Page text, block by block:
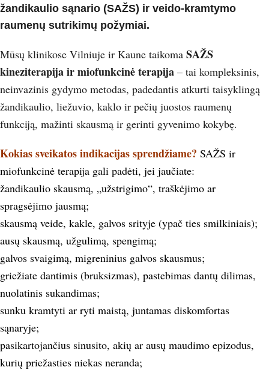
žandikaulio sąnario (SAŽS) ir veido-kramtymo
raumenų sutrikimų požymiai.
Mūsų klinikose Vilniuje ir Kaune taikoma SAŽS
kineziterapija ir miofunkcinė terapija – tai kompleksinis,
neinvazinis gydymo metodas, padedantis atkurti taisyklingą
žandikaulio, liežuvio, kaklo ir pečių juostos raumenų
funkciją, mažinti skausmą ir gerinti gyvenimo kokybę.
Kokias sveikatos indikacijas sprendžiame? SAŽS ir
miofunkcinė terapija gali padėti, jei jaučiate:
žandikaulio skausmą, „užstrigimo“, traškėjimo ar
spragsėjimo jausmą;
skausmą veide, kakle, galvos srityje (ypač ties smilkiniais);
ausų skausmą, užgulimą, spengimą;
galvos svaigimą, migreninius galvos skausmus;
griežiate dantimis (bruksizmas), pastebimas dantų dilimas,
nuolatinis sukandimas;
sunku kramtyti ar ryti maistą, juntamas diskomfortas
sąnaryje;
pasikartojančius sinusito, akių ar ausų maudimo epizodus,
kurių priežasties niekas neranda;